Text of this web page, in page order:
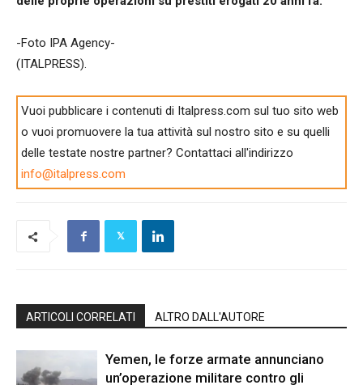
-Foto IPA Agency-
(ITALPRESS).
Vuoi pubblicare i contenuti di Italpress.com sul tuo sito web
o vuoi promuovere la tua attività sul nostro sito e su quelli
delle testate nostre partner? Contattaci all'indirizzo
info@italpress.com
ARTICOLI CORRELATI ALTRO DALL'AUTORE
Yemen, le forze armate annunciano
un’operazione militare contro gli